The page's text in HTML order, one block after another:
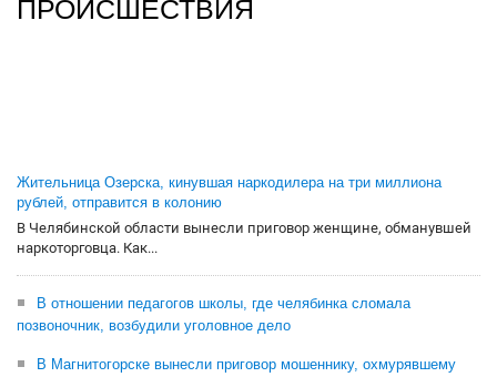
ПРОИСШЕСТВИЯ
Жительница Озерска, кинувшая наркодилера на три миллиона
рублей, отправится в колонию
В Челябинской области вынесли приговор женщине, обманувшей
наркоторговца. Как...
В отношении педагогов школы, где челябинка сломала
позвоночник, возбудили уголовное дело
В Магнитогорске вынесли приговор мошеннику, охмурявшему